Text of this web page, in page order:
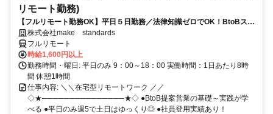
リモート勤務)
【フルリモート勤務OK】平日５日勤務／法律知識ゼロでOK！BtoBスキ
ルが身につく営業職
株式会社make standards
フルリモート
時給1,600円以上
勤務時間・曜日: 平日のみ 9：00～18：00 実働時間：1日あたり8時
間 休憩1時間
仕事内容: ＼＼在宅型リモートワーク ／／
◇★───────────────★◇ ●BtoB提案営業の基礎～実践が学
べる ●平日のみ週5で土日はゆっくり◎ ●社員登用実績あり！